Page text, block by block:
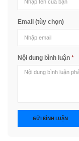
Email (tùy chọn)
Nội dung bình luận *
GỬI BÌNH LUẬN